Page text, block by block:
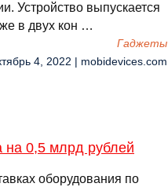
Устройство выпускается
в двух кон …
Гаджеты
4, 2022 | mobidevices.com
на 0,5 млрд рублей
оборудования по